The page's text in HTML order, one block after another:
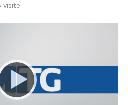
visite